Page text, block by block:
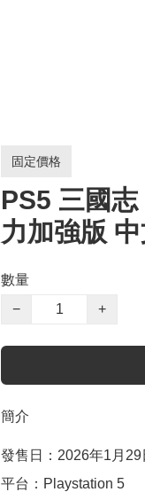
固定價格
PS5 三國
力加強版
數量
−
+
簡介
發售日：2026年1月29
平台：Playstation 5